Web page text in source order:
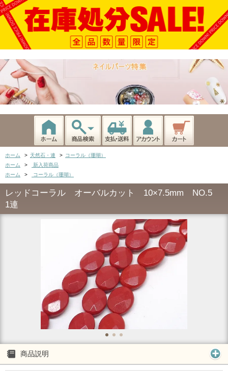
ホーム > 天然石・連 > コーラル（珊瑚）
ホーム
>
新入荷商品
ホーム
> コーラル（珊瑚）
レッドコーラル オーバルカット 10×7.5mm NO.5
1連
商品説明